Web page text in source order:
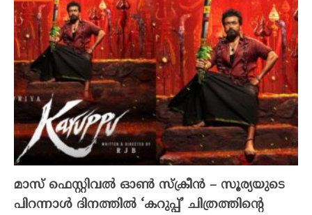
മാസ് ഫെസ്റ്റിവൽ ഓൺ സ്‌ക്രീൻ – സൂര്യയുടെ
പിറന്നാൾ ദിനത്തിൽ ‘കറുപ്പ്’ ചിത്രത്തിന്റെ